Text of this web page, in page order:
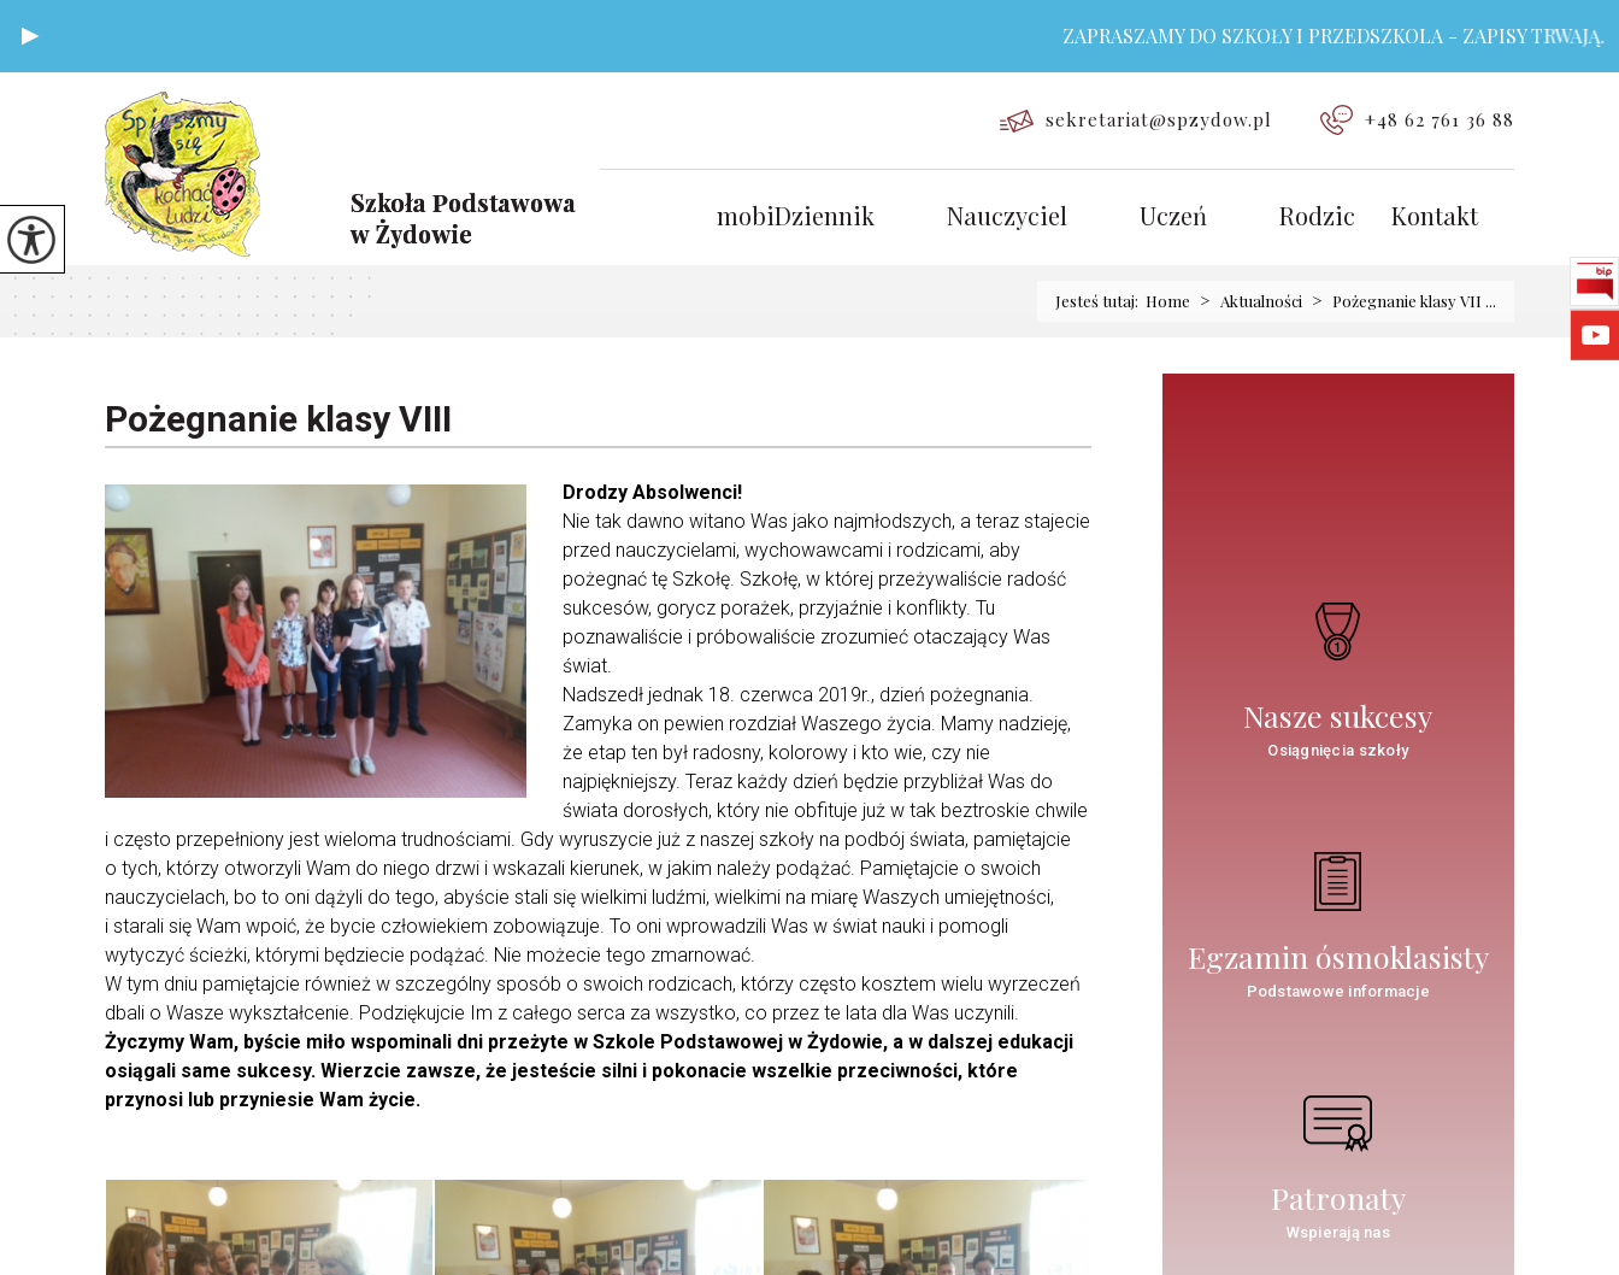
ZAPRASZAMY DO SZKOŁY I PRZEDSZKOLA - ZAPISY TRWAJĄ.
sekretariat@spzydow.pl +48 62 761 36 88
mobiDziennik Nauczyciel Uczeń Rodzic Kontakt
Jesteś tutaj: Home > Aktualności > Pożegnanie klasy VII ...
Pożegnanie klasy VIII
Drodzy Absolwenci!
Nie tak dawno witano Was jako najmłodszych, a teraz stajecie
przed nauczycielami, wychowawcami i rodzicami, aby
pożegnać tę Szkołę. Szkołę, w której przeżywaliście radość
sukcesów, gorycz porażek, przyjaźnie i konflikty. Tu
poznawaliście i próbowaliście zrozumieć otaczający Was
świat.
Nadszedł jednak 18. czerwca 2019r., dzień pożegnania.
Zamyka on pewien rozdział Waszego życia. Mamy nadzieję,
że etap ten był radosny, kolorowy i kto wie, czy nie
najpiękniejszy. Teraz każdy dzień będzie przybliżał Was do
świata dorosłych, który nie obfituje już w tak beztroskie chwile
i często przepełniony jest wieloma trudnościami. Gdy wyruszycie już z naszej szkoły na podbój świata, pamiętajcie
o tych, którzy otworzyli Wam do niego drzwi i wskazali kierunek, w jakim należy podążać. Pamiętajcie o swoich
nauczycielach, bo to oni dążyli do tego, abyście stali się wielkimi ludźmi, wielkimi na miarę Waszych umiejętności,
i starali się Wam wpoić, że bycie człowiekiem zobowiązuje. To oni wprowadzili Was w świat nauki i pomogli
wytyczyć ścieżki, którymi będziecie podążać. Nie możecie tego zmarnować.
W tym dniu pamiętajcie również w szczególny sposób o swoich rodzicach, którzy często kosztem wielu wyrzeczeń
dbali o Wasze wykształcenie. Podziękujcie Im z całego serca za wszystko, co przez te lata dla Was uczynili.
Życzymy Wam, byście miło wspominali dni przeżyte w Szkole Podstawowej w Żydowie, a w dalszej edukacji
osiągali same sukcesy. Wierzcie zawsze, że jesteście silni i pokonacie wszelkie przeciwności, które
przynosi lub przyniesie Wam życie.
Nasze sukcesy
Osiągnięcia szkoły
Egzamin ósmoklasisty
Podstawowe informacje
Patronaty
Wspierają nas